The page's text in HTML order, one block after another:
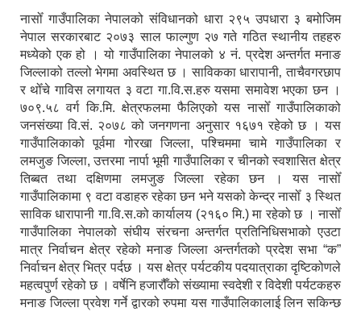
नासोँ गाउँपालिका नेपालको संविधानको धारा २९५ उपधारा ३ बमोजिम
नेपाल सरकारबाट २०७३ साल फाल्गुण २७ गते गठित स्थानीय तहहरु
मध्येको एक हो । यो गाउँपालिका नेपालको ४ नं. प्रदेश अन्तर्गत मनाङ
जिल्लाको तल्लो भेगमा अवस्थित छ । साविकका धारापानी‚ ताचैवगरछाप
र थोँचे गाविस लगायत ३ वटा गा.वि.स.हरु यसमा समावेश भएका छन ।
७०९.५८ वर्ग कि.मि. क्षेत्रफलमा फैलिएको यस नासोँ गाउँपालिकाको
जनसंख्या वि.सं. २०७८ को जनगणना अनुसार १६७१ रहेको छ । यस
गाउँपालिकाको पूर्वमा गोरखा जिल्ला, पश्चिममा चामे गाउँपालिका र
लमजुङ जिल्ला, उत्तरमा नार्पा भूमी गाउँपालिका र चीनको स्वशासित क्षेत्र
तिब्बत तथा दक्षिणमा लमजुङ जिल्ला रहेका छन । यस नासोँ
गाउँपालिकामा ९ वटा वडाहरु रहेका छन भने यसको केन्द्र नासोँ ३ स्थित
साविक धारापानी गा.वि.स.को कार्यालय (२१६० मि.) मा रहेको छ । नासोँ
गाउँपालिका नेपालको संघीय संरचना अन्तर्गत प्रतिनिधिसभाको एउटा
मात्र निर्वाचन क्षेत्र रहेको मनाङ जिल्ला अन्तर्गतको प्रदेश सभा “क”
निर्वाचन क्षेत्र भित्र पर्दछ । यस क्षेत्र पर्यटकीय पदयात्राका दृष्टिकोणले
महत्वपुर्ण रहेको छ । वर्षेनि हजारौँको संख्यामा स्वदेशी र विदेशी पर्यटकहरु
मनाङ जिल्ला प्रवेश गर्ने द्वारको रुपमा यस गाउँपालिकालाई लिन सकिन्छ